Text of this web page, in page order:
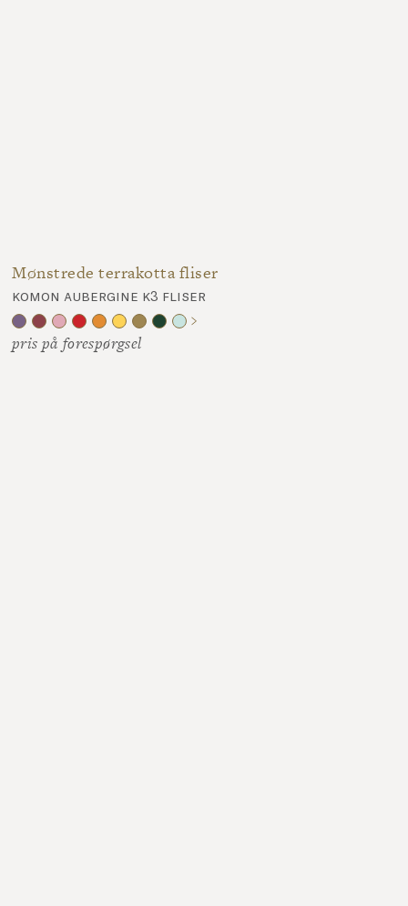
Mønstrede terrakotta fliser
komon aubergine k3 fliser
pris på forespørgsel